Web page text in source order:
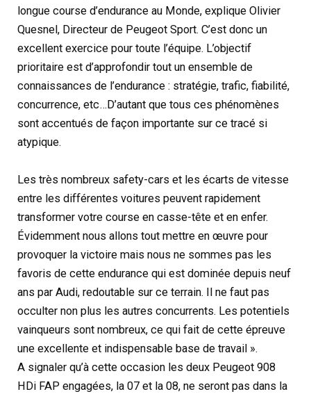
longue course d’endurance au Monde, explique Olivier
Quesnel, Directeur de Peugeot Sport. C’est donc un
excellent exercice pour toute l’équipe. L’objectif
prioritaire est d’approfondir tout un ensemble de
connaissances de l’endurance : stratégie, trafic, fiabilité,
concurrence, etc…D’autant que tous ces phénomènes
sont accentués de façon importante sur ce tracé si
atypique.
Les très nombreux safety-cars et les écarts de vitesse
entre les différentes voitures peuvent rapidement
transformer votre course en casse-tête et en enfer.
Évidemment nous allons tout mettre en œuvre pour
provoquer la victoire mais nous ne sommes pas les
favoris de cette endurance qui est dominée depuis neuf
ans par Audi, redoutable sur ce terrain. Il ne faut pas
occulter non plus les autres concurrents. Les potentiels
vainqueurs sont nombreux, ce qui fait de cette épreuve
une excellente et indispensable base de travail ».
A signaler qu’à cette occasion les deux Peugeot 908
HDi FAP engagées, la 07 et la 08, ne seront pas dans la